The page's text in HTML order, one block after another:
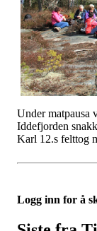
Under matpausa
Iddefjorden
Karl 12.s felttog
Logg inn for å